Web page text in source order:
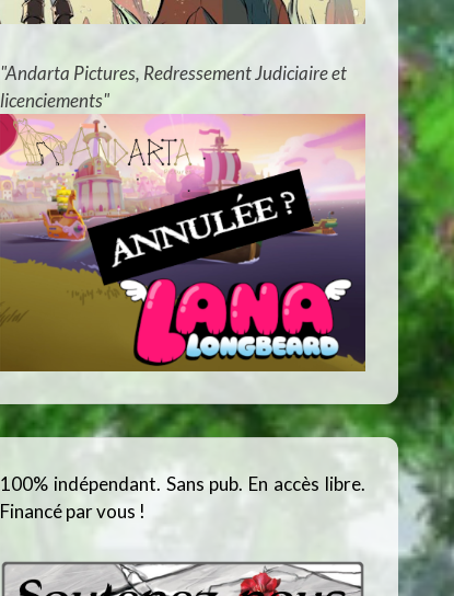
"Andarta Pictures, Redressement Judiciaire et
licenciements"
100% indépendant. Sans pub. En accès libre.
Financé par vous !